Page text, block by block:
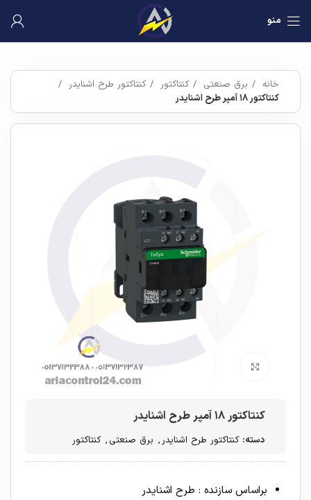
منو
خانه برق صنعتی کنتاکتور
کنتاکتور طرح اشنایدر
کنتاکتور ۱۸ آمپر طرح اشنایدر
کنتاکتور ۱۸ آمپر طرح اشنایدر
دسته: کنتاکتور طرح اشنایدر, برق صنعتی , کنتاکتور
براساس سازنده : طرح اشنایدر